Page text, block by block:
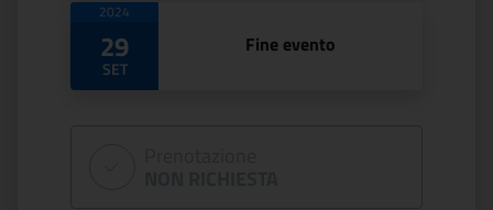
2024
29
SET
Fine evento